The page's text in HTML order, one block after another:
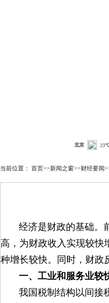
当前位置： 首页>>新闻之窗>>财经要闻
经济是财政的基础。
高，为财政收入实现较快
种增长较快。同时，财政
一、工业和服务业较
我国税制结构以间接